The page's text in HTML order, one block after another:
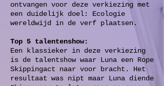
ontvangen voor deze verkiezing met
een duidelijk doel: Ecologie
wereldwijd in de verf plaatsen.
Top 5 talentenshow:
Een klassieker in deze verkiezing
is de talentshow waar Luna een Rope
Skippingact naar voor bracht. Het
resultaat was nipt maar Luna diende